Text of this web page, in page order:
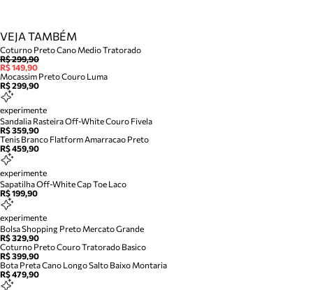
VEJA TAMBÉM
Coturno Preto Cano Medio Tratorado
R$ 299,90
R$ 149,90
Mocassim Preto Couro Luma
R$ 299,90
experimente
Sandalia Rasteira Off-White Couro Fivela
R$ 359,90
Tenis Branco Flatform Amarracao Preto
R$ 459,90
experimente
Sapatilha Off-White Cap Toe Laco
R$ 199,90
experimente
Bolsa Shopping Preto Mercato Grande
R$ 329,90
Coturno Preto Couro Tratorado Basico
R$ 399,90
Bota Preta Cano Longo Salto Baixo Montaria
R$ 479,90